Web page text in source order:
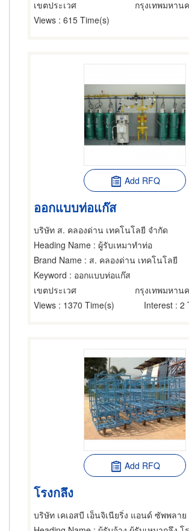
เขตประเวศ
กรุงเทพมหาน
Views : 615 Time(s)
Add RFQ
ออกแบบท่อแก๊ส
บริษัท ส. คลองด่าน เทคโนโลยี จำกัด
Heading Name : ผู้รับเหมาทำท่อ
Brand Name : ส. คลองด่าน เทคโนโลยี
Keyword : ออกแบบท่อแก๊ส
เขตประเวศ
กรุงเทพมหาน
Views : 1370 Time(s) Interest : 2
Add RFQ
โรงกลึง
บริษัท เคเอสบี เอ็นจิเนียริ่ง แอนด์ ซัพพลาย